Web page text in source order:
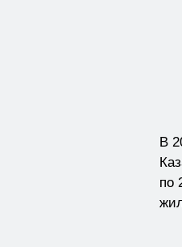
В
по